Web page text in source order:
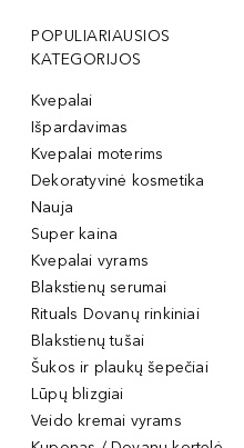
POPULIARIAUSIOS
KATEGORIJOS
Kvepalai
Išpardavimas
Kvepalai moterims
Dekoratyvinė kosmetika
Nauja
Super kaina
Kvepalai vyrams
Blakstienų serumai
Rituals Dovanų rinkiniai
Blakstienų tušai
Šukos ir plaukų šepečiai
Lūpų blizgiai
Veido kremai vyrams